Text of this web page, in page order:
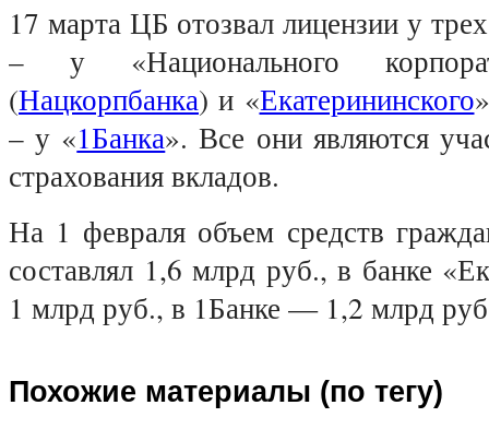
17 марта ЦБ отозвал лицензии у
– у «Национального
(Нацкорпбанка) и «Екатерининского
– у «1Банка». Все они являются
страхования вкладов.
На 1 февраля объем средств
составлял 1,6 млрд руб., в банке
1 млрд руб., в 1Банке — 1,2 млрд
Похожие материалы (по тегу)